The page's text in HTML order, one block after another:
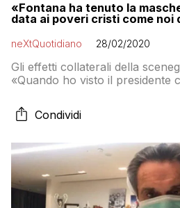
«Fontana ha tenuto la
data ai poveri cristi come noi
neXtQuotidiano 28/02/2020
Gli effetti collaterali della
«Quando ho visto il presidente
a noi poveri cristi». Invece niente
Condividi